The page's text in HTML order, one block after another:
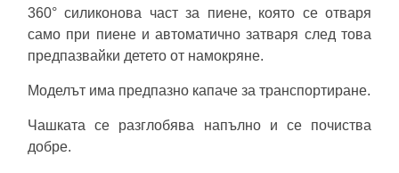
360° силиконова част за пиене, която се отваря
само при пиене и автоматично затваря след това
предпазвайки детето от намокряне.
Моделът има предпазно капаче за транспортиране.
Чашката се разглобява напълно и се почиства
добре.